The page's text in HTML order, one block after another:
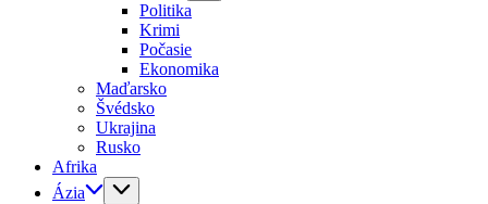
Politika
Krimi
Počasie
Ekonomika
Maďarsko
Švédsko
Ukrajina
Rusko
Afrika
Ázia